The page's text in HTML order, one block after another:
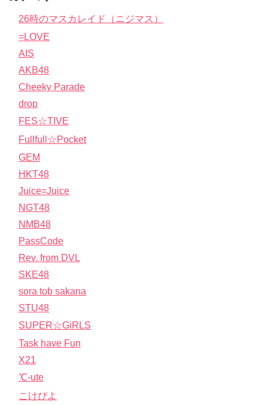
26時のマスカレイド（ニジマス）
=LOVE
AIS
AKB48
Cheeky Parade
drop
FES☆TIVE
Fullfull☆Pocket
GEM
HKT48
Juice=Juice
NGT48
NMB48
PassCode
Rev. from DVL
SKE48
sora tob sakana
STU48
SUPER☆GiRLS
Task have Fun
X21
℃-ute
こけぴよ